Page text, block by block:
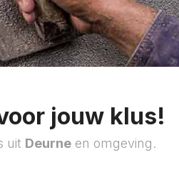
jouw klus!
uit Deurne en omgeving.